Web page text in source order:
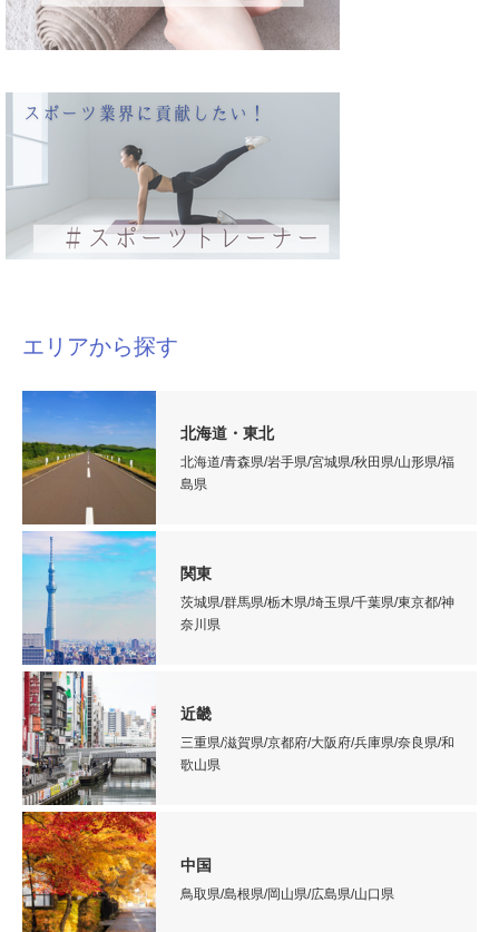
エリアから探す
北海道・東北
北海道/青森県/岩手県/宮城県/秋田県/山形県/福
島県
関東
茨城県/群馬県/栃木県/埼玉県/千葉県/東京都/神
奈川県
近畿
三重県/滋賀県/京都府/大阪府/兵庫県/奈良県/和
歌山県
中国
鳥取県/島根県/岡山県/広島県/山口県